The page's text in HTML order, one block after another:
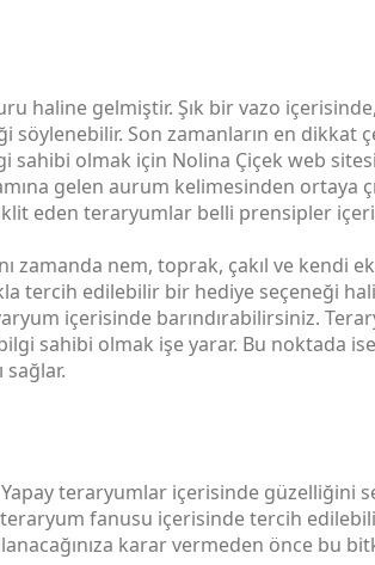
haline gelmiştir. Şık bir vazo
Son zamanların en dikkat
sahibi olmak için Nolina Çiçek web
gelen aurum kelimesinden ortaya
eden teraryumlar belli prensipler
zamanda nem, toprak, çakıl ve kendi
tercih edilebilir bir hediye seçeneği
içerisinde barındırabilirsiniz.
sahibi olmak işe yarar. Bu noktada
sağlar.
teraryumlar içerisinde güzelliğini
fanusu içerisinde tercih
karar vermeden önce bu